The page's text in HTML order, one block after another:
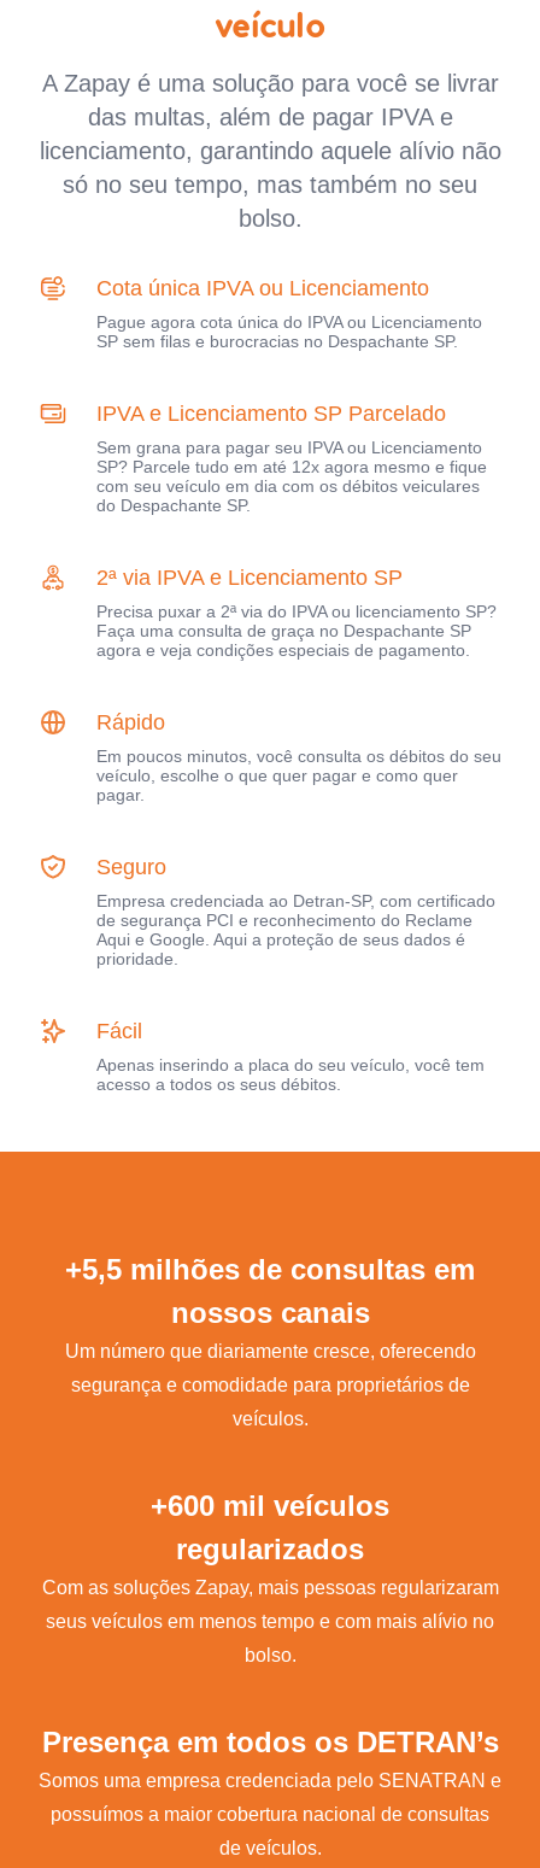
veículo
A Zapay é uma solução para você se livrar
das multas, além de pagar IPVA e
licenciamento, garantindo aquele alívio não
só no seu tempo, mas também no seu
bolso.
Cota única IPVA ou Licenciamento
Pague agora cota única do IPVA ou Licenciamento
SP sem filas e burocracias no Despachante SP.
IPVA e Licenciamento SP Parcelado
Sem grana para pagar seu IPVA ou Licenciamento
SP? Parcele tudo em até 12x agora mesmo e fique
com seu veículo em dia com os débitos veiculares
do Despachante SP.
2ª via IPVA e Licenciamento SP
Precisa puxar a 2ª via do IPVA ou licenciamento SP?
Faça uma consulta de graça no Despachante SP
agora e veja condições especiais de pagamento.
Rápido
Em poucos minutos, você consulta os débitos do seu
veículo, escolhe o que quer pagar e como quer
pagar.
Seguro
Empresa credenciada ao Detran-SP, com certificado
de segurança PCI e reconhecimento do Reclame
Aqui e Google. Aqui a proteção de seus dados é
prioridade.
Fácil
Apenas inserindo a placa do seu veículo, você tem
acesso a todos os seus débitos.
+5,5 milhões de consultas em
nossos canais
Um número que diariamente cresce, oferecendo
segurança e comodidade para proprietários de
veículos.
+600 mil veículos
regularizados
Com as soluções Zapay, mais pessoas regularizaram
seus veículos em menos tempo e com mais alívio no
bolso.
Presença em todos os DETRAN’s
Somos uma empresa credenciada pelo SENATRAN e
possuímos a maior cobertura nacional de consultas
de veículos.